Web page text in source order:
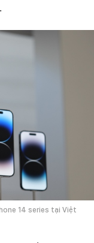
14 series tại Việt